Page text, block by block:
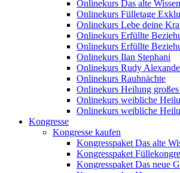
Onlinekurs Das alte Wissen
Onlinekurs Fülletage
Onlinekurs Lebe deine
Onlinekurs Erfüllte
Onlinekurs Erfüllte
Onlinekurs Ilan Stephani
Onlinekurs Rudy
Onlinekurs Rauhnächte
Onlinekurs Heilung großes
Onlinekurs weibliche
Onlinekurs weibliche
Kongresse
Kongresse kaufen
Kongresspaket Das alte
Kongresspaket
Kongresspaket Das neue